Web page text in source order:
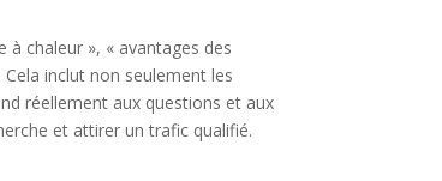
chaleur », « avantages des
inclut non seulement les
réellement aux questions et aux
et attirer un trafic qualifié.